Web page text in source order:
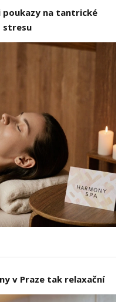
poukazy na tantrické
stresu
v Praze tak relaxační